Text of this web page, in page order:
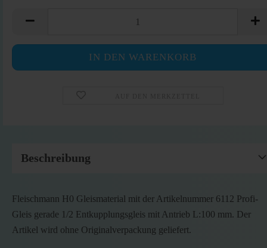
Beschreibung
Fleischmann H0 Gleismaterial mit der Artikelnummer 6112 Profi-
Gleis gerade 1/2 Entkupplungsgleis mit Antrieb L:100 mm. Der
Artikel wird ohne Originalverpackung geliefert.